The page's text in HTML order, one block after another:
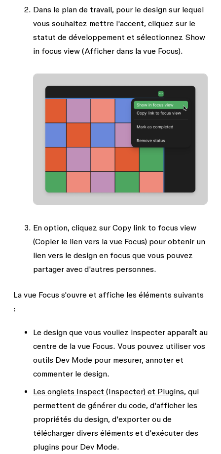
Dans le plan de travail, pour le design sur lequel
vous souhaitez mettre l'accent, cliquez sur le
statut de développement et sélectionnez Show
in focus view(Afficher dans la vue Focus).
En option, cliquez sur Copy link to focus view
(Copier le lien vers la vue Focus) pour obtenir un
lien vers le design en focus que vous pouvez
partager avec d'autres personnes.
La vue Focus s'ouvre et affiche les éléments suivants
:
Le design que vous vouliez inspecter apparaît au
centre de la vue Focus. Vous pouvez utiliser vos
outils Dev Mode pour mesurer, annoter et
commenter le design.
Les onglets Inspect (Inspecter) et Plugins, qui
permettent de générer du code, d'afficher les
propriétés du design, d'exporter ou de
télécharger divers éléments et d'exécuter des
plugins pour Dev Mode.